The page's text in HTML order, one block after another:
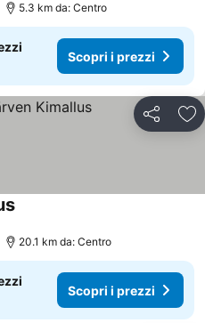
5.3 km da: Centro
Scopri i prezzi
Condividi
Scopri i prezzi
20.1 km da: Centro
Scopri i prezzi